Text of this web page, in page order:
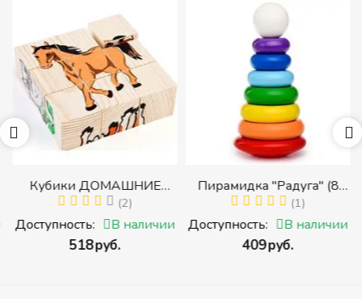
Кубики ДОМАШНИЕ
ЖИВОТНЫЕ (Томик)
(Набор кубиков
разрезных (складных))
(2)
Доступность: В наличии
‍518‍руб.
Пирамидка "Радуга" (8
деталей) (Пирамидка
среднего размера)
(1)
Доступность: В наличии
‍409‍руб.